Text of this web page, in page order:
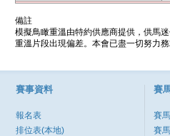
備註
模擬鳥瞰重溫由特約供應商提供，供馬
重溫片段出現偏差。本會已盡一切努力
賽事資料
報名表
排位表(本地)
賽
賽
賽